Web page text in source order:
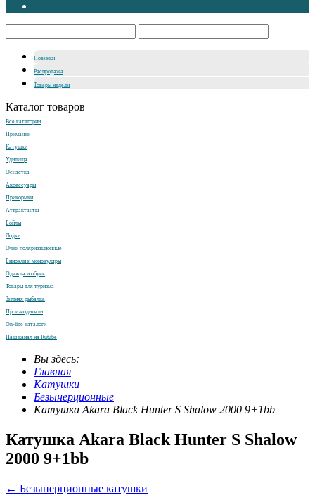
Новинки
Распродажа
Товары недели
Каталог товаров
Все категории
Приманки
Катушки
Удилища
Оснастка
Аксессуары
Прикормки
Аттрактанты
Бойлы
Лодки
Очки поляризационные
Бинокли и монокуляры
Одежда и обувь
Товары для туризма
Зимняя рыбалка
Производители
On-line каталоги
Наш канал на Rutube
Вы здесь:
Главная
Катушки
Безынерционные
Катушка Akara Black Hunter S Shalow 2000 9+1bb
Катушка Akara Black Hunter S Shalow
2000 9+1bb
← Безынерционные катушки